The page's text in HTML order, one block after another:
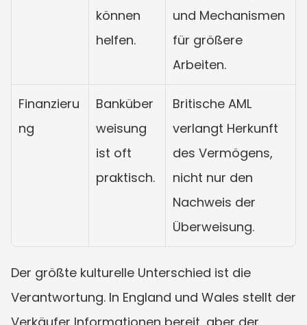
können
helfen.
und Mechanismen
für größere
Arbeiten.
Finanzieru
ng
Banküber
weisung
ist oft
praktisch.
Britische AML
verlangt Herkunft
des Vermögens,
nicht nur den
Nachweis der
Überweisung.
Der größte kulturelle Unterschied ist die
Verantwortung. In England und Wales stellt der